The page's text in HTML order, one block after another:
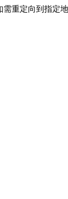
重定向到指定